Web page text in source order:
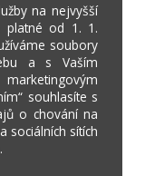
na nejvyšší
platné od 1. 1.
soubory
a s Vaším
souhlasíte s
o chování na
sociálních sítích